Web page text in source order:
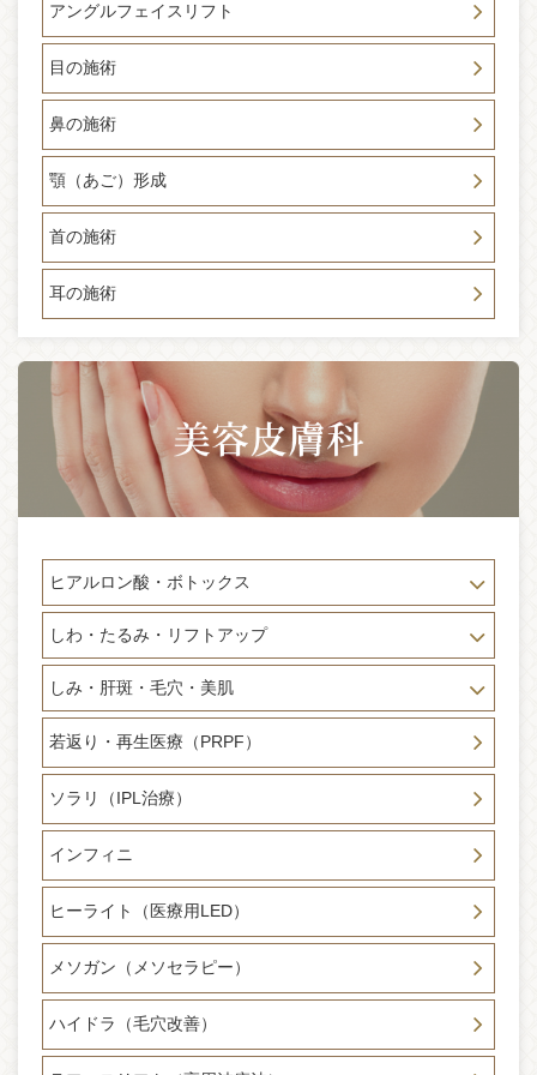
☆LINE登録者様限定キャンペーン開始☆「新年あけましてお
めでとうございます。本年もどうぞよろしくお願いしま
す。」2025年の新年キャンペーン開始です。LINE登録者様限
定 リフトアップ、シワ対策メニュー30％OFF 詳しくはLI
NEメニューのキャンペーンボタンをチェック下さい！！糸リ
フト・ボックス他 2025年の初月是非お得に綺麗に（＾＾）
2024-12-30
★年末年始休暇のお知らせ★ 平素は格別のお引き立てを賜り
まして 厚く御礼申し上げます。 誠に勝手ではございますが、
2024年12月29日(日)～2025年1月5日(日)まで休業させて頂き
2024-12-21
「白壁理事長の年末までの予約状況に関してのお知らせ。」
年末のご予約状況大変混みあってきております。現在は12月2
5日㈬12時～15時 30㈪14時～１8時までの2日間のみの空き
がございます。是非ご予約ください。
2024-12-03
迄）切開式フェイリフト（リフトアップ）診察30分無料が始
まりました。たるみ、フェイスラインが気になる方！！まず
はご相談ください。この期間のご相談特典として当院併設メ
ディカルスパ単品メニュー20％OFFクーポンもプレゼント。
顔のお悩みご相談は、フェイスリフト リフトアップ専門医
師達におまかせください。
2024-11-08
新手術のお知らせ 20〜40代の方に適用 切開式ミニリフト手
術リリース致しました。切開式フェイスリフトをしたいけど
ダウンタイム期間が長く取れない。糸に疲れた、ハイフの効
は驚きの1週間〜2週間。当院最新技術でお手頃で本格的な切
開式フェイスリフト術が登場しました。
2024-11-05
メディア掲載のお知らせ otonaMUSEオンラインに掲載「肌を
切らずにクマ改善を目指す！」 ペレヴェで目周りケアでスッ
キリお肌に。otonaMUSEライター様がご体験くださり記事に
していただきました。
2024-10-03
アングルフェイスリフト
目の施術
鼻の施術
顎（あご）形成
首の施術
耳の施術
ヒアルロン酸・ボトックス
しわ・たるみ・リフトアップ
しみ・肝斑・毛穴・美肌
若返り・再生医療（PRPF）
ソラリ（IPL治療）
インフィニ
ヒーライト（医療用LED）
メソガン（メソセラピー）
ハイドラ（毛穴改善）